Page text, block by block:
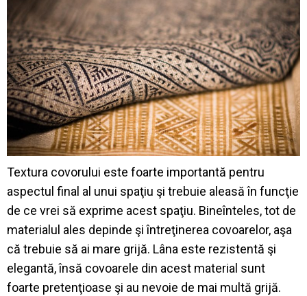
Textura covorului este foarte importantă pentru
aspectul final al unui spaţiu şi trebuie aleasă în funcţie
de ce vrei să exprime acest spaţiu. Bineînteles, tot de
materialul ales depinde şi întreţinerea covoarelor, aşa
că trebuie să ai mare grijă. Lâna este rezistentă şi
elegantă, însă covoarele din acest material sunt
foarte pretenţioase şi au nevoie de mai multă grijă.